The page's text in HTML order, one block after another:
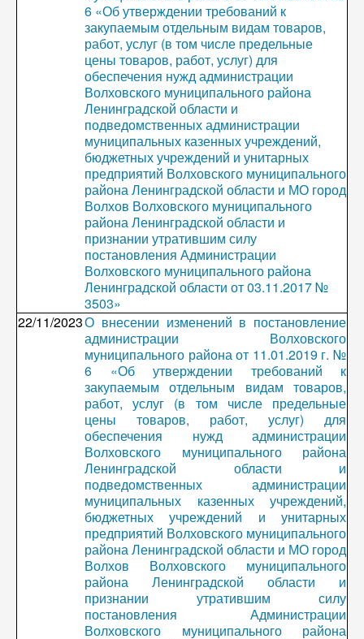
6 «Об утверждении требований к
закупаемым отдельным видам товаров,
работ, услуг (в том числе предельные
цены товаров, работ, услуг) для
обеспечения нужд администрации
Волховского муниципального района
Ленинградской области и
подведомственных администрации
муниципальных казенных учреждений,
бюджетных учреждений и унитарных
предприятий Волховского муниципального
района Ленинградской области и МО город
Волхов Волховского муниципального
района Ленинградской области и
признании утратившим силу
постановления Администрации
Волховского муниципального района
Ленинградской области от 03.11.2017 №
3503»
22/11/2023О внесении изменений в постановление
администрации Волховского
муниципального района от 11.01.2019 г. №
6 «Об утверждении требований к
закупаемым отдельным видам товаров,
работ, услуг (в том числе предельные
цены товаров, работ, услуг) для
обеспечения нужд администрации
Волховского муниципального района
Ленинградской области и
подведомственных администрации
муниципальных казенных учреждений,
бюджетных учреждений и унитарных
предприятий Волховского муниципального
района Ленинградской области и МО город
Волхов Волховского муниципального
района Ленинградской области и
признании утратившим силу
постановления Администрации
Волховского муниципального района